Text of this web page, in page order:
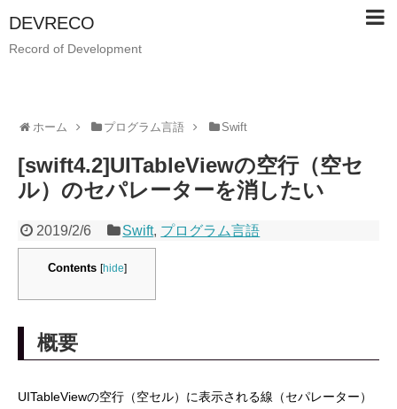
DEVRECO
Record of Development
ホーム プログラム言語 Swift
[swift4.2]UITableViewの空行（空セ
ル）のセパレーターを消したい
2019/2/6 Swift, プログラム言語
Contents [hide]
概要
UITableViewの空行（空セル）に表示される線（セパレーター）